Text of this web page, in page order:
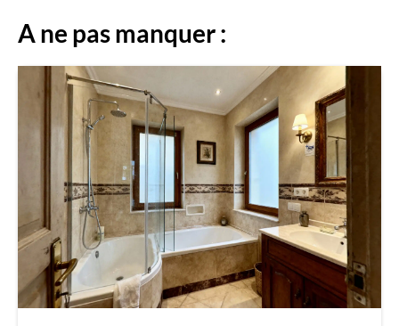
A ne pas manquer :